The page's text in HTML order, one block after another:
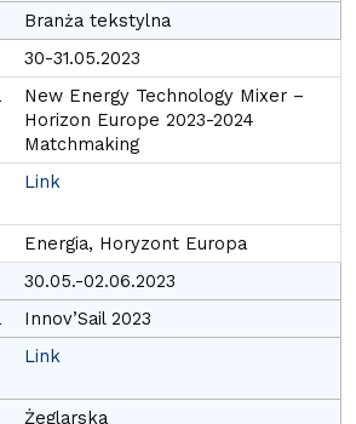
Branża tekstylna
30-31.05.2023
New Energy Technology Mixer –
Horizon Europe 2023-2024
Matchmaking
Link
Energia, Horyzont Europa
30.05.-02.06.2023
Innov’Sail 2023
Link
Żeglarska